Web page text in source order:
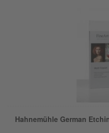
Hahnemühle German